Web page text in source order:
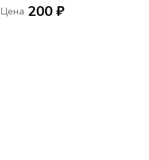
Цена 200 ₽